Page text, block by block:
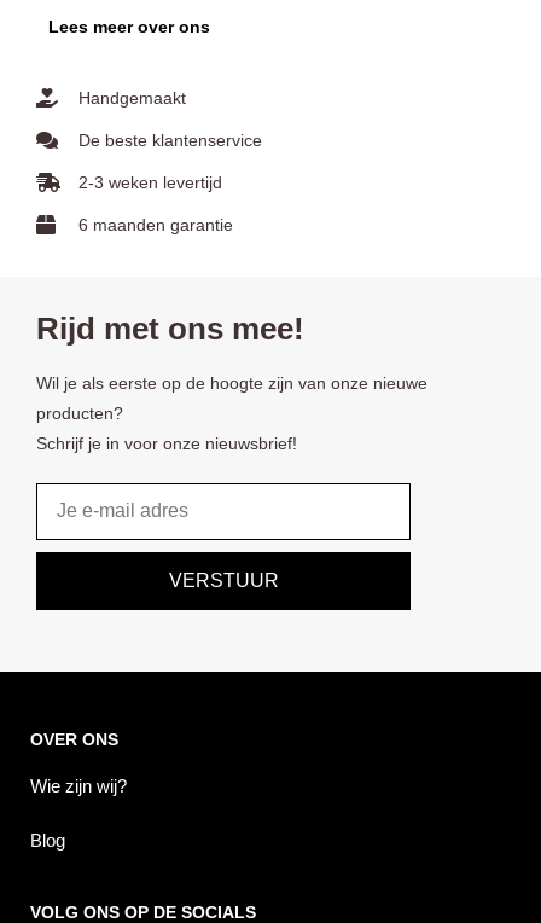
Lees meer over ons
Handgemaakt
De beste klantenservice
2-3 weken levertijd
6 maanden garantie
Rijd met ons mee!
Wil je als eerste op de hoogte zijn van onze nieuwe
producten?
Schrijf je in voor onze nieuwsbrief!
VERSTUUR
OVER ONS
Wie zijn wij?
Blog
VOLG ONS OP DE SOCIALS